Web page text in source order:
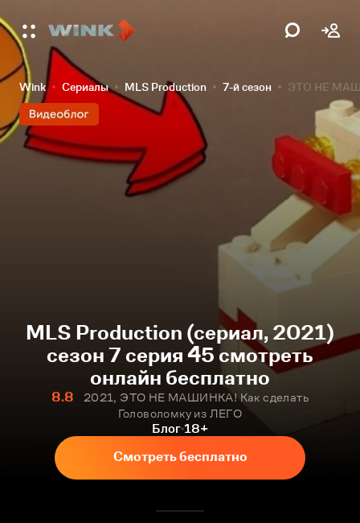
Wink Сериалы MLS Production 7-й сезон ЭТО НЕ
MLS Production (сериал, 2021)
сезон 7 серия 45 смотреть
онлайн бесплатно
8.8
2021, ЭТО НЕ МАШИНКА! Как сделать
Головоломку из ЛЕГО
Блог 18+
Смотреть бесплатно